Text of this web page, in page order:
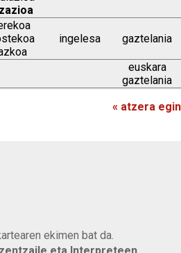
ingelesa gaztelania
euskara
gaztelania
« atzera egin
ekimen bat da.